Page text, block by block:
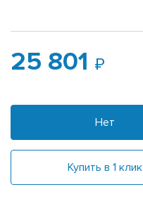
25 801
Нет
Купить в 1 клик